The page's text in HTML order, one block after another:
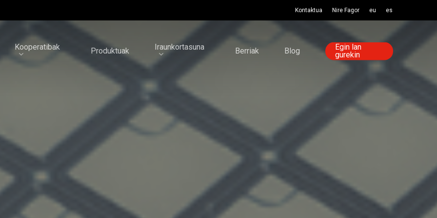
Kontaktua Nire Fagor eu es
Kooperatibak Produktuak Iraunkortasuna Berriak Blog
Egin lan
gurekin